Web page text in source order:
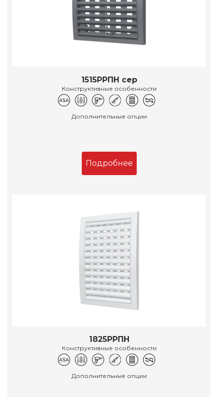
1515РРПН сер
Конструктивные особенности
Дополнительные опции
Подробнее
1825РРПН
Конструктивные особенности
Дополнительные опции